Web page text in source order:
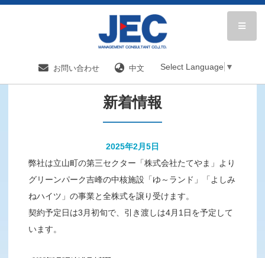
お問い合わせ 中文 Select Language ▼
新着情報／国内分野一覧 新着情報
新着情報
2025年2月5日
弊社は立山町の第三セクター「株式会社たてやま」より
グリーンパーク吉峰の中核施設「ゆ～ランド」「よしみ
ねハイツ」の事業と全株式を譲り受けます。
契約予定日は3月初旬で、引き渡しは4月1日を予定して
います。